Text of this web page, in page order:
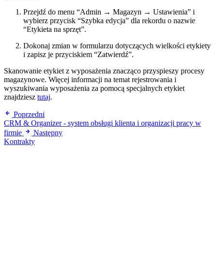
Przejdź do menu “Admin → Magazyn → Ustawienia” i
wybierz przycisk “Szybka edycja” dla rekordu o nazwie
“Etykieta na sprzęt”.
Dokonaj zmian w formularzu dotyczących wielkości etykiety
i zapisz je przyciskiem “Zatwierdź”.
Skanowanie etykiet z wyposażenia znacząco przyspieszy procesy
magazynowe. Więcej informacji na temat rejestrowania i
wyszukiwania wyposażenia za pomocą specjalnych etykiet
znajdziesz tutaj.
Poprzedni
CRM & Organizer - system obsługi klienta i organizacji pracy w
firmie
Następny
Kontrakty